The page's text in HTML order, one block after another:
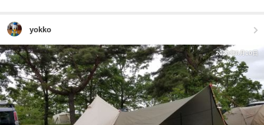
yokko
2023年8月10日